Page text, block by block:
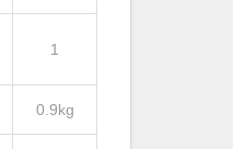
1
0.9kg